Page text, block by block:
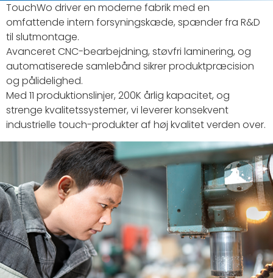
TouchWo driver en moderne fabrik med en
omfattende intern forsyningskæde, spænder fra R&D
til slutmontage.
Avanceret CNC-bearbejdning, støvfri laminering, og
automatiserede samlebånd sikrer produktpræcision
og pålidelighed.
Med 11 produktionslinjer, 200K årlig kapacitet, og
strenge kvalitetssystemer, vi leverer konsekvent
industrielle touch-produkter af høj kvalitet verden over.